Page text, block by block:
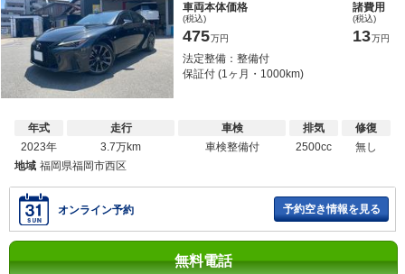
車両本体価格
(税込)
475万円
諸費用
(税込)
13万円
法定整備：整備付
保証付 (1ヶ月・1000km)
年式
2023年
走行
3.7万km
車検
車検整備付
排気
2500cc
修復
無し
地域 福岡県福岡市西区
オンライン予約 予約空き情報を見る
無料電話